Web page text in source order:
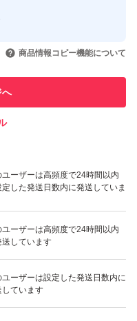
してください。
は、すりきり約2杯を
ください。
すくおいしくお召し上
性質がありますので、
完了させた実績があります
引実績があります
ユーザーは高頻度で24時間以内
定した発送日数内に発送していま
ユーザーは高頻度で24時間以内
送しています
ユーザーは設定した発送日数内に
しています
商品情報コピー機能について
へ
いいね！
3,366